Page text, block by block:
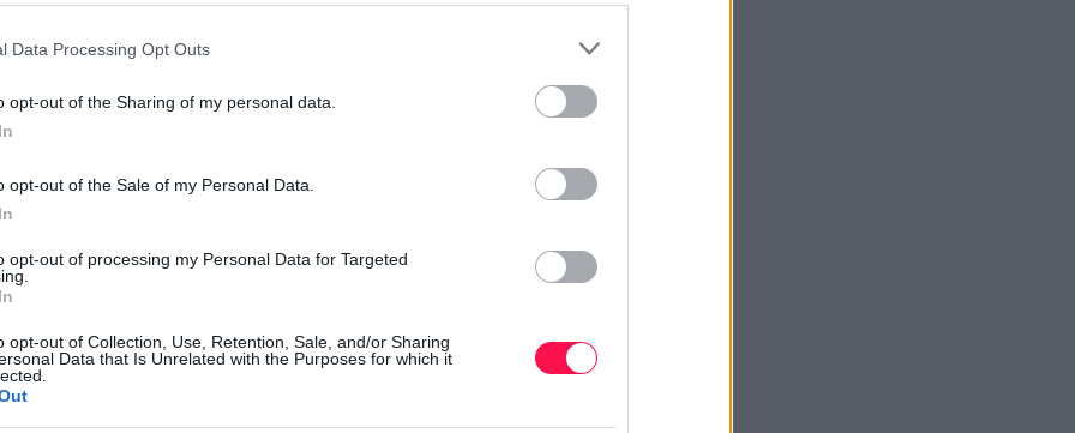
Data Processing Opt Outs
opt-out of the Sharing of my personal data.
opt-out of the Sale of my Personal Data.
opt-out of processing my Personal Data for Targeted
opt-out of Collection, Use, Retention, Sale, and/or Sharing
Data that Is Unrelated with the Purposes for which it
jó egészséget és rengeteg szép pillanatot!
hogy szeretet, boldogság és vidámság
a mai napod!